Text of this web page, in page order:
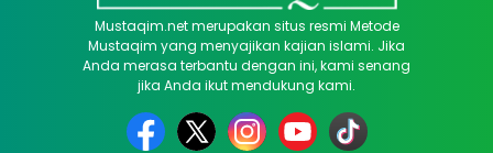
Mustaqim.net merupakan situs resmi Metode
Mustaqim yang menyajikan kajian islami. Jika
Anda merasa terbantu dengan ini, kami senang
jika Anda ikut mendukung kami.